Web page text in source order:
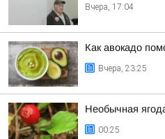
Вчера, 17:04
Как авокадо
Вчера, 23:25
Необычная
00:25